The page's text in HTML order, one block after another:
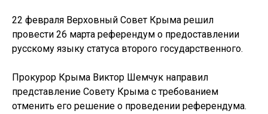
22 февраля Верховный Совет Крыма решил
провести 26 марта референдум о предоставлении
русскому языку статуса второго государственного.
Прокурор Крыма Виктор Шемчук направил
представление Совету Крыма с требованием
отменить его решение о проведении референдума.